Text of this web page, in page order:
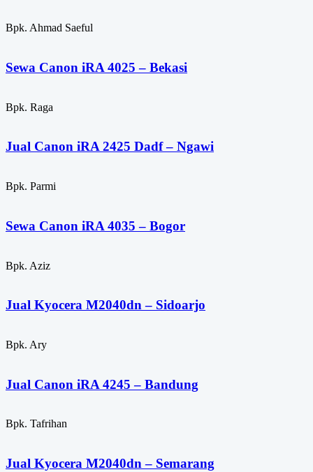
Bpk. Ahmad Saeful
Sewa Canon iRA 4025 – Bekasi
Bpk. Raga
Jual Canon iRA 2425 Dadf – Ngawi
Bpk. Parmi
Sewa Canon iRA 4035 – Bogor
Bpk. Aziz
Jual Kyocera M2040dn – Sidoarjo
Bpk. Ary
Jual Canon iRA 4245 – Bandung
Bpk. Tafrihan
Jual Kyocera M2040dn – Semarang